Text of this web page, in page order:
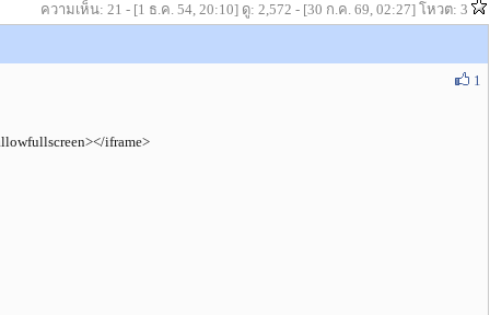
ความเห็น: 21 - [1 ธ.ค. 54, 20:10] ดู: 2,572 - [30 ก.ค. 69, 02:27] โหวต: 3
1
iframe>